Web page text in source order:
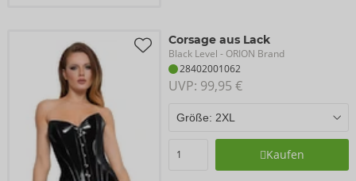
Corsage aus Lack
Black Level - ORION Brand
28402001062
UVP: 99,95 €
Kaufen